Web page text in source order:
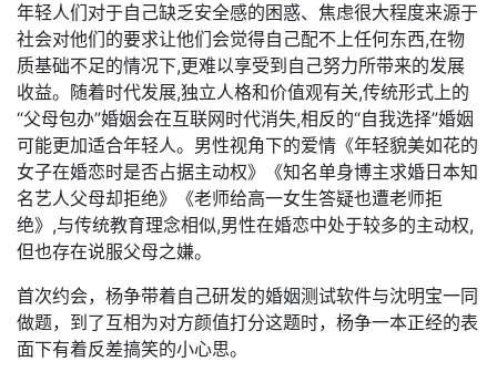
年轻人们对于自己缺乏安全感的困惑、焦虑很大程度来源于
社会对他们的要求让他们会觉得自己配不上任何东西,在物
质基础不足的情况下,更难以享受到自己努力所带来的发展
收益。随着时代发展,独立人格和价值观有关,传统形式上的
“父母包办”婚姻会在互联网时代消失,相反的“自我选择”婚姻
可能更加适合年轻人。男性视角下的爱情《年轻貌美如花的
女子在婚恋时是否占据主动权》《知名单身博主求婚日本知
名艺人父母却拒绝》《老师给高一女生答疑也遭老师拒
绝》,与传统教育理念相似,男性在婚恋中处于较多的主动权,
但也存在说服父母之嫌。
首次约会，杨争带着自己研发的婚姻测试软件与沈明宝一同
做题，到了互相为对方颜值打分这题时，杨争一本正经的表
面下有着反差搞笑的小心思。